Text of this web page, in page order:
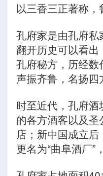
以三香三正著称
孔府家是由孔府私
翻开历史可以看
孔府秘方，历经
声振齐鲁，名扬四
时至近代，孔府
的各方酒客以及
店；新中国成立
更名为“曲阜酒厂”